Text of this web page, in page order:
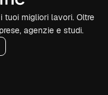
tuoi migliori lavori. Oltre
agenzie e studi.